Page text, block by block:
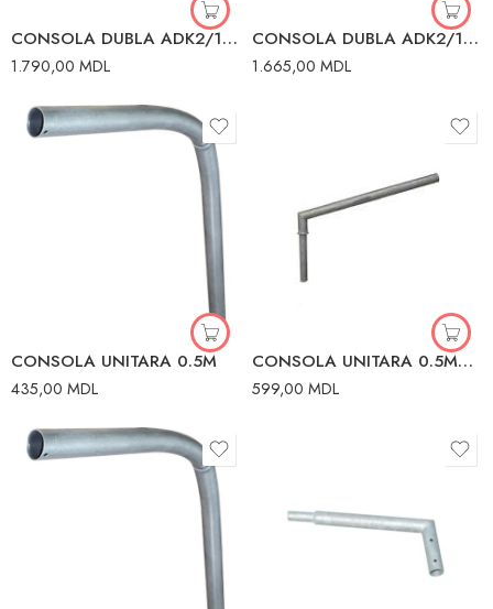
CONSOLA DUBLA ADK2/10 UNGHI-90 GRADE D60 1M
1.790,00 MDL
CONSOLA DUBLA ADK2/10-90 D60 1M
1.665,00 MDL
CONSOLA UNITARA 0.5M
435,00 MDL
CONSOLA UNITARA 0.5MX60MM NANDE
599,00 MDL